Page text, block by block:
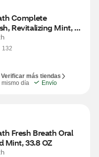
Complete
Revitalizing Mint, 16
132
Verificar más tiendas
mismo día
Envío
Fresh Breath Oral
Mint, 33.8 OZ